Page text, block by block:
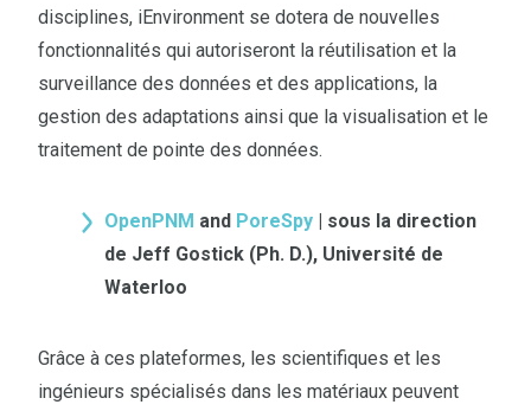
disciplines, iEnvironment se dotera de nouvelles
fonctionnalités qui autoriseront la réutilisation et la
surveillance des données et des applications, la
gestion des adaptations ainsi que la visualisation et le
traitement de pointe des données.
OpenPNM and PoreSpy | sous la direction
de Jeff Gostick (Ph. D.), Université de
Waterloo
Grâce à ces plateformes, les scientifiques et les
ingénieurs spécialisés dans les matériaux peuvent